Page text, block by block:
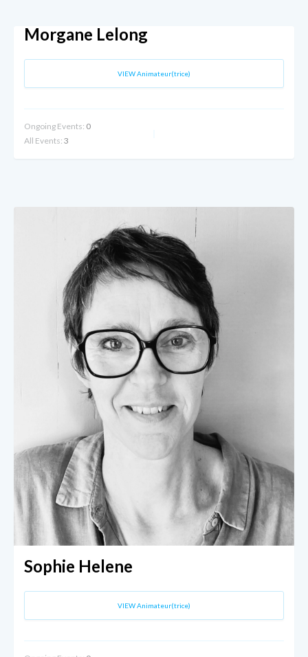
Morgane Lelong
VIEW Animateur(trice)
Ongoing Events: 0
All Events: 3
Sophie Helene
VIEW Animateur(trice)